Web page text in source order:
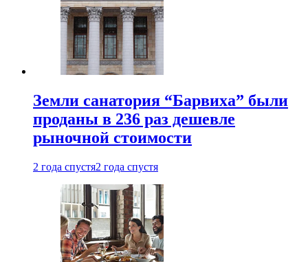
Земли санатория “Барвиха” были
проданы в 236 раз дешевле
рыночной стоимости
2 года спустя2 года спустя